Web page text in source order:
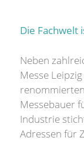
Die Fachwelt
Neben
Messe
Messebauer
Industrie
Adressen für